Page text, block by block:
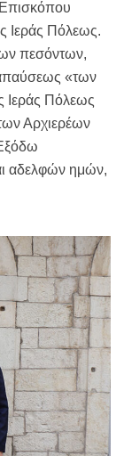
Επισκόπου
Πόλεως.
πεσόντων,
«των
Ιεράς Πόλεως
Αρχιερέων
αδελφών ημών,